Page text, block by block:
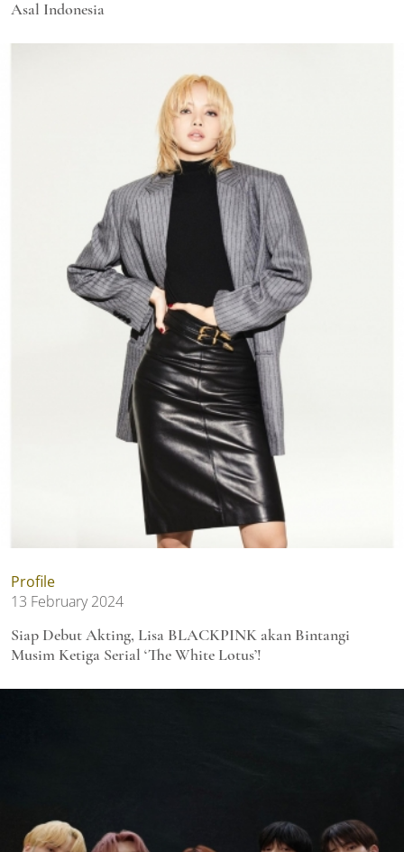
Asal Indonesia
Profile
13 February 2024
Siap Debut Akting, Lisa BLACKPINK akan Bintangi
Musim Ketiga Serial ‘The White Lotus’!